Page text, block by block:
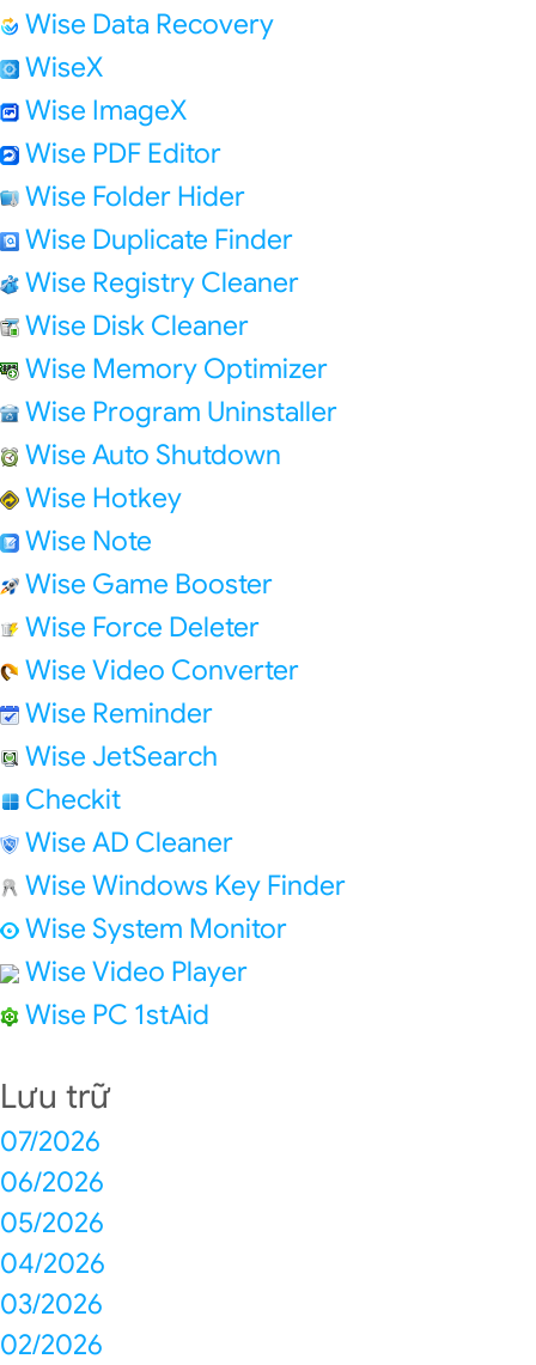
Wise Data Recovery
WiseX
Wise ImageX
Wise PDF Editor
Wise Folder Hider
Wise Duplicate Finder
Wise Registry Cleaner
Wise Disk Cleaner
Wise Memory Optimizer
Wise Program Uninstaller
Wise Auto Shutdown
Wise Hotkey
Wise Note
Wise Game Booster
Wise Force Deleter
Wise Video Converter
Wise Reminder
Wise JetSearch
Checkit
Wise AD Cleaner
Wise Windows Key Finder
Wise System Monitor
Wise Video Player
Wise PC 1stAid
Lưu trữ
07/2026
06/2026
05/2026
04/2026
03/2026
02/2026